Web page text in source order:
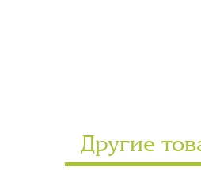
Другие